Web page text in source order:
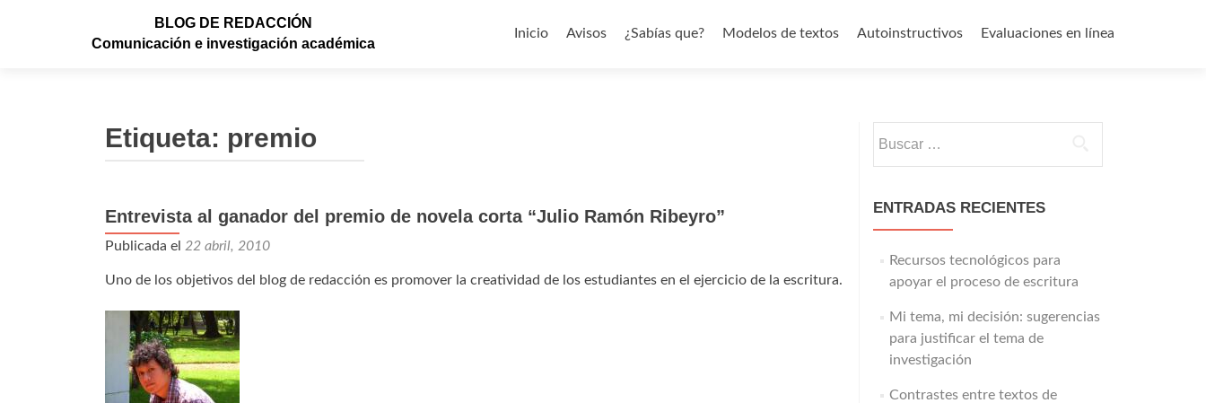
BLOG DE REDACCIÓN
Comunicación e investigación académica
Inicio
Avisos ¿Sabías que? Modelos de textos Autoinstructivos Evaluaciones en línea
Etiqueta: premio
Entrevista al ganador del premio de novela corta “Julio Ramón Ribeyro”
Publicada el 22 abril, 2010
Uno de los objetivos del blog de redacción es promover la creatividad de los estudiantes en el ejercicio de la escritura.
ENTRADAS RECIENTES
Recursos tecnológicos para
apoyar el proceso de escritura
Mi tema, mi decisión: sugerencias
para justificar el tema de
investigación
Contrastes entre textos de